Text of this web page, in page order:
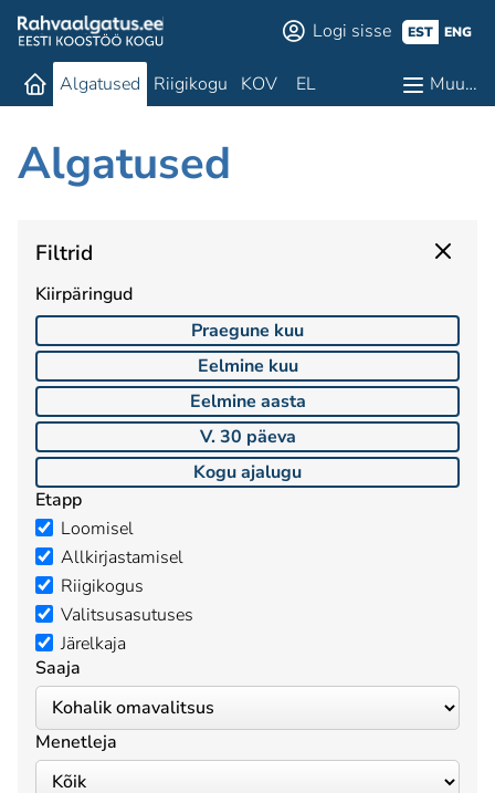
Logi sisse EST ENG
Algatused Riigikogu KOV EL Muu…
Algatused
Filtrid
Kiirpäringud
Praegune kuu
Eelmine kuu
Eelmine aasta
V. 30 päeva
Kogu ajalugu
Etapp
Loomisel
Allkirjastamisel
Riigikogus
Valitsusasutuses
Järelkaja
Saaja
Menetleja